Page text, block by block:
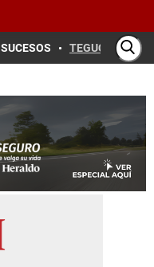
SUCESOS TEGUCIGALPA